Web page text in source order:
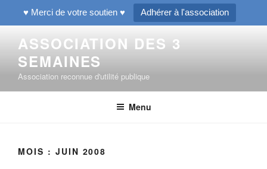
♥ Merci de votre soutien ♥ Adhérer à l'association
contenu
principal
ASSOCIATION DES 3
SEMAINES
Association reconnue d'utilité publique
Menu
MOIS : JUIN 2008